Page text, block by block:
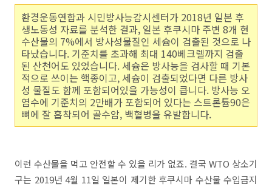
환경운동연합과 시민방사능감시센터가 2018년 일본 후
생노동성 자료를 분석한 결과, 일본 후쿠시마 주변 8개 현
수산물의 7%에서 방사성물질인 세슘이 검출된 것으로 나
타났습니다. 기준치를 초과해 최대 140베크렐까지 검출
된 산천어도 있었습니다. 세슘은 방사능을 검사할 때 기본
적으로 쓰이는 핵종이고, 세슘이 검출되었다면 다른 방사
성 물질도 함께 포함되어있을 가능성이 큽니다. 방사능 오
염수에 기준치의 2만배가 포함되어 있다는 스트론튬90은
뼈에 잘 흡착되어 골수암, 백혈병을 유발합니다.
이런 수산물을 먹고 안전할 수 있을 리가 없죠. 결국 WTO 상소기
구는 2019년 4월 11일 일본이 제기한 후쿠시마 수산물 수입금지